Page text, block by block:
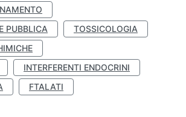
PUBBLICA
TOSSICOLOGIA
INTERFERENTI ENDOCRINI
FTALATI